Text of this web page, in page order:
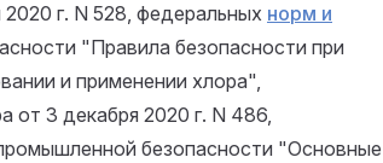
г. N 528, федеральных норм и
"Правила безопасности при
и применении хлора",
от 3 декабря 2020 г. N 486,
безопасности "Основные